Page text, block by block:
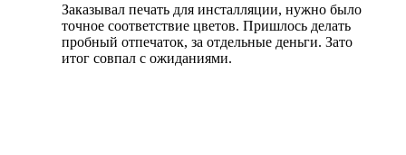
Заказывал печать для инсталляции, нужно было
точное соответствие цветов. Пришлось делать
пробный отпечаток, за отдельные деньги. Зато
итог совпал с ожиданиями.